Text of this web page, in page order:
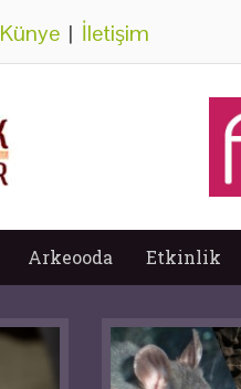
Künye | İletişim
Arkeooda Etkinlik